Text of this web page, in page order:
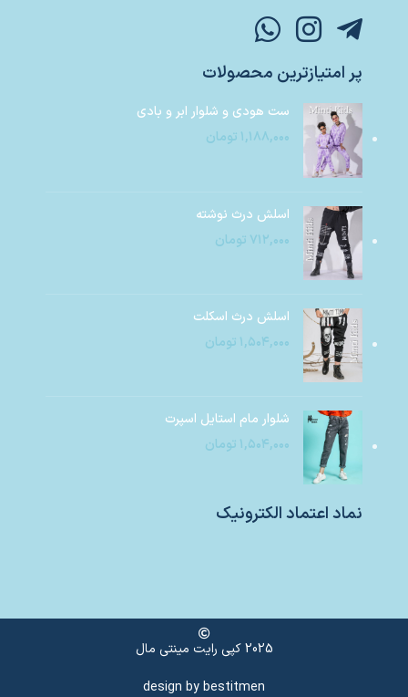
پر امتیازترین محصولات
ست هودی و شلوار ابر و بادی
۱,۱۸۸,۰۰۰ تومان
اسلش درث نوشته
۷۱۲,۰۰۰ تومان
اسلش درث اسکلت
۱,۵۰۴,۰۰۰ تومان
شلوار مام استایل اسپرت
۱,۵۰۴,۰۰۰ تومان
نماد اعتماد الکترونیک
2025 کپی رایت مینتی مال
design bybestitmen